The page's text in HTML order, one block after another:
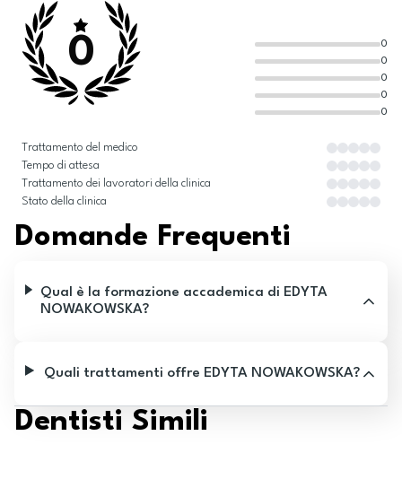
0
0
0
0
0
0
Trattamento del medico
Tempo di attesa
Trattamento dei lavoratori della clinica
Stato della clinica
Domande Frequenti
Qual è la formazione accademica di EDYTA
NOWAKOWSKA?
Quali trattamenti offre EDYTA NOWAKOWSKA?
Dentisti Simili